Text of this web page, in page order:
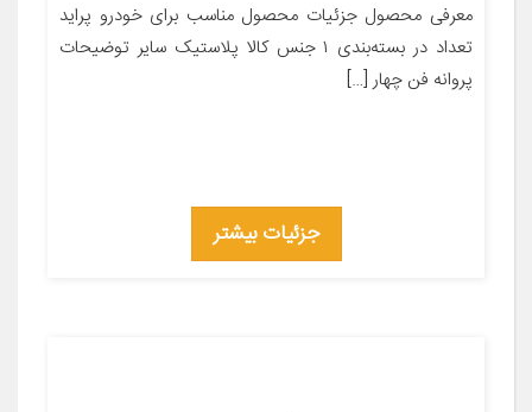
معرفی محصول جزئیات محصول مناسب برای خودرو پراید
تعداد در بسته‌بندی ۱ جنس کالا پلاستیک سایر توضیحات
پروانه فن چهار […]
جزئیات بیشتر